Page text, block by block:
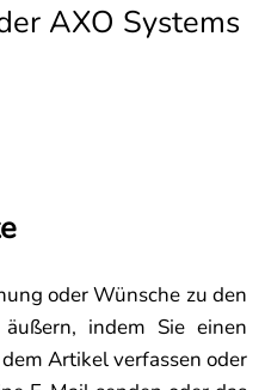
AXO Systems
oder Wünsche zu den
indem Sie einen
Artikel verfassen oder